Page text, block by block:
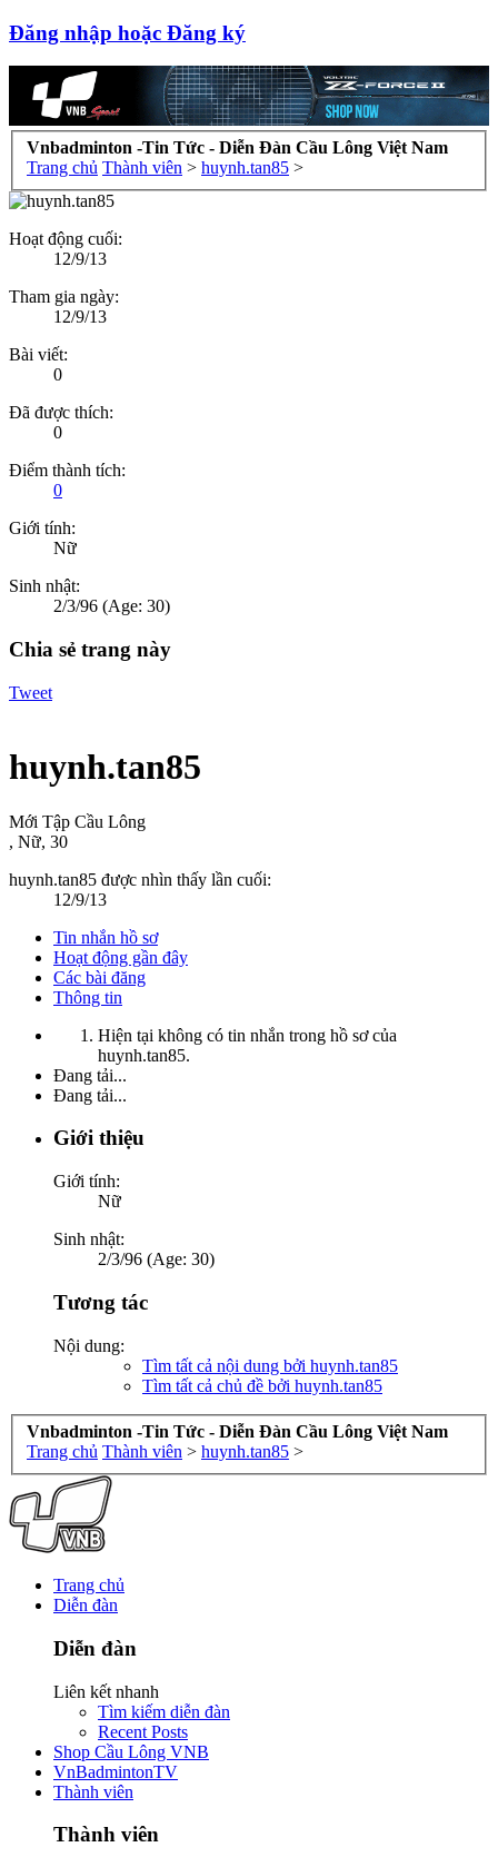
Đăng nhập hoặc Đăng ký
Vnbadminton -Tin Tức - Diễn Đàn Cầu Lông Việt Nam
Trang chủ Thành viên > huynh.tan85 >
Hoạt động cuối:
12/9/13
Tham gia ngày:
12/9/13
Bài viết:
0
Đã được thích:
0
Điểm thành tích:
0
Giới tính:
Nữ
Sinh nhật:
2/3/96 (Age: 30)
Chia sẻ trang này
Tweet
huynh.tan85
Mới Tập Cầu Lông
, Nữ, 30
huynh.tan85 được nhìn thấy lần cuối:
12/9/13
Tin nhắn hồ sơ
Hoạt động gần đây
Các bài đăng
Thông tin
Hiện tại không có tin nhắn trong hồ sơ của
huynh.tan85.
Đang tải...
Đang tải...
Giới thiệu
Giới tính:
Nữ
Sinh nhật:
2/3/96 (Age: 30)
Tương tác
Nội dung:
Tìm tất cả nội dung bởi huynh.tan85
Tìm tất cả chủ đề bởi huynh.tan85
Vnbadminton -Tin Tức - Diễn Đàn Cầu Lông Việt Nam
Trang chủ Thành viên > huynh.tan85 >
Trang chủ
Diễn đàn
Diễn đàn
Liên kết nhanh
Tìm kiếm diễn đàn
Recent Posts
Shop Cầu Lông VNB
VnBadmintonTV
Thành viên
Thành viên